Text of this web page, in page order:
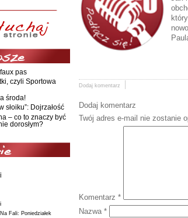
pas
czyli Sportowa
środa!
słoiku”: Dojrzałość
– co to znaczy być
dorosłym?
Na Fali: Poniedziałek
Dodaj komentarz
Dodaj komentarz
Twój adres e-mail nie zostanie
Komentarz *
Nazwa *